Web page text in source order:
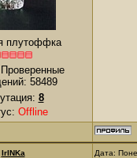
плутоффка
Проверенные
58489
8
Offline
IrINKa Дата: